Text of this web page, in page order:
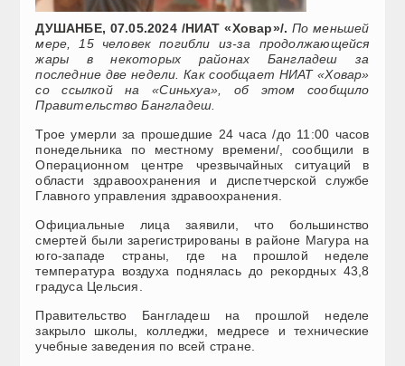
ДУШАНБЕ, 07.05.2024 /НИАТ «Ховар»/. По меньшей
мере, 15 человек погибли из-за продолжающейся
жары в некоторых районах Бангладеш за
последние две недели. Как сообщает НИАТ «Ховар»
со ссылкой на «Синьхуа», об этом сообщило
Правительство Бангладеш.
Трое умерли за прошедшие 24 часа /до 11:00 часов
понедельника по местному времени/, сообщили в
Операционном центре чрезвычайных ситуаций в
области здравоохранения и диспетчерской службе
Главного управления здравоохранения.
Официальные лица заявили, что большинство
смертей были зарегистрированы в районе Магура на
юго-западе страны, где на прошлой неделе
температура воздуха поднялась до рекордных 43,8
градуса Цельсия.
Правительство Бангладеш на прошлой неделе
закрыло школы, колледжи, медресе и технические
учебные заведения по всей стране.